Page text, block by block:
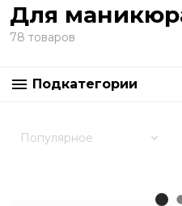
Для
78 товаров
Подкатегории
Популярное